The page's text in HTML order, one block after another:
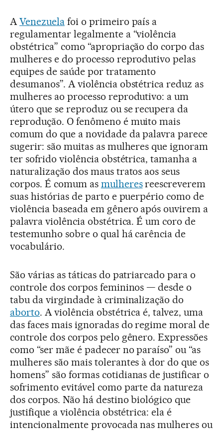
AVenezuelafoi o primeiro país a
regulamentar legalmente a “violência
obstétrica” como “apropriação do corpo das
mulheres e do processo reprodutivo pelas
equipes de saúde por tratamento
desumanos”. A violência obstétrica reduz as
mulheres ao processo reprodutivo: a um
útero que se reproduz ou se recupera da
reprodução. O fenômeno é muito mais
comum do que a novidade da palavra parece
sugerir: são muitas as mulheres que ignoram
ter sofrido violência obstétrica, tamanha a
naturalização dos maus tratos aos seus
corpos. É comum as mulheresreescreverem
suas histórias de parto e puerpério como de
violência baseada em gênero após ouvirem a
palavra violência obstétrica. É um coro de
testemunho sobre o qual há carência de
vocabulário.
São várias as táticas do patriarcado para o
controle dos corpos femininos — desde o
tabu da virgindade à criminalização do
aborto. A violência obstétrica é, talvez, uma
das faces mais ignoradas do regime moral de
controle dos corpos pelo gênero. Expressões
como “ser mãe é padecer no paraíso” ou “as
mulheres são mais tolerantes à dor do que os
homens” são formas cotidianas de justificar o
sofrimento evitável como parte da natureza
dos corpos. Não há destino biológico que
justifique a violência obstétrica: ela é
intencionalmente provocada nas mulheres ou